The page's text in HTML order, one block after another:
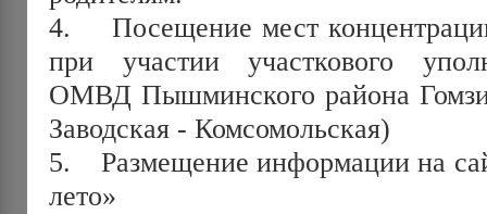
4. Посещение мест
при участии участкового
ОМВД Пышминского района
Заводская - Комсомольская)
5. Размещение информации на
лето»